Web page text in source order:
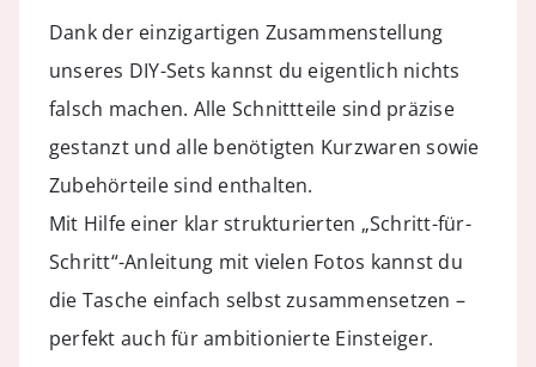
Dank der einzigartigen Zusammenstellung
unseres DIY-Sets kannst du eigentlich nichts
falsch machen. Alle Schnittteile sind präzise
gestanzt und alle benötigten Kurzwaren sowie
Zubehörteile sind enthalten.
Mit Hilfe einer klar strukturierten „Schritt-für-
Schritt“-Anleitung mit vielen Fotos kannst du
die Tasche einfach selbst zusammensetzen –
perfekt auch für ambitionierte Einsteiger.